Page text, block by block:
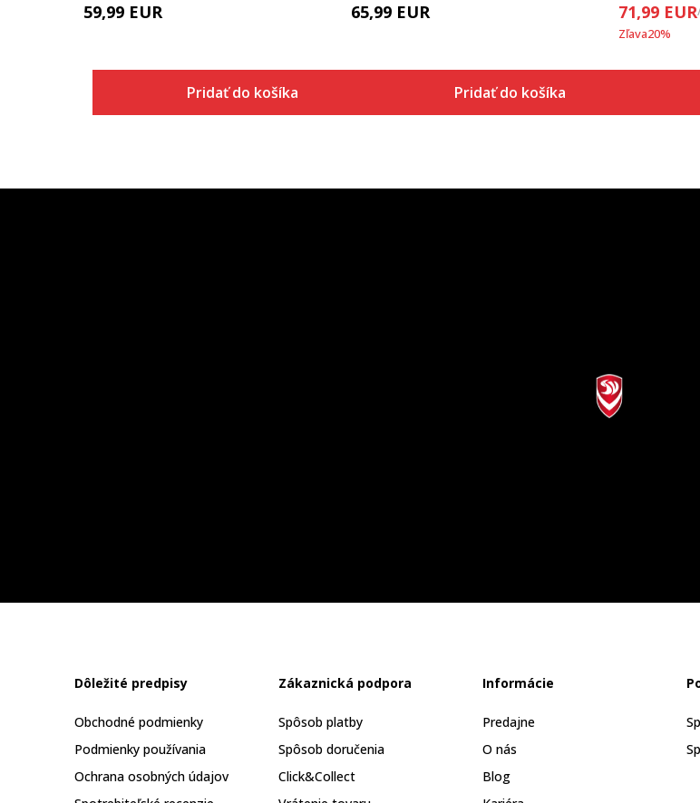
59,99 EUR
Pridať do košíka
65,99 EUR
Pridať do košíka
71,99 EUR
Zľava20%
Dôležité predpisy
Obchodné podmienky
Podmienky používania
Ochrana osobných údajov
Zákaznická podpora
Spôsob platby
Spôsob doručenia
Click&Collect
Informácie
Predajne
O nás
Blog